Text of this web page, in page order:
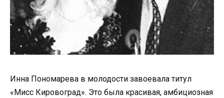
Инна Пономарева в молодости завоевала титул
«Мисс Кировоград». Это была красивая, амбициозная